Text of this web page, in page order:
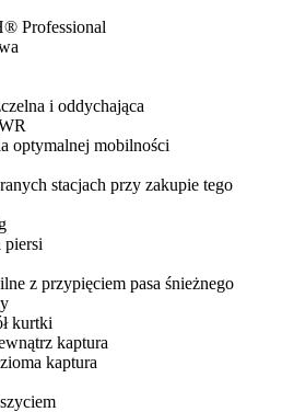
Professional
i oddychająca
optymalnej mobilności
stacjach przy zakupie tego
piersi
z przypięciem pasa śnieżnego
kurtki
kaptura
kaptura